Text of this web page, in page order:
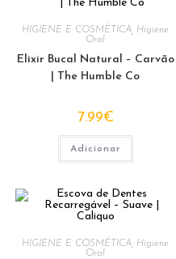
HIGIENE E COSMÉTICA Higiene
Oral
Elixir Bucal Natural – Carvão
| The Humble Co
7.99€
Adicionar
HIGIENE E COSMÉTICA Higiene
Oral